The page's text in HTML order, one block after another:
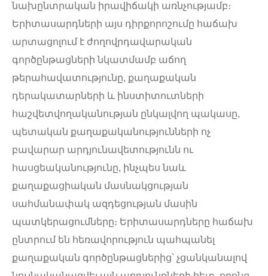
նախընտրական իրավիճակի առնչությամբ։
Երիտասարդների այս դիրքորոշումը հաճախ
արտացոլում է ժողովրդավարական
գործընթացների նկատմամբ աճող
թերահավատությունը, քաղաքական
դերակատարների և ինստիտուտների
հաշվետվողականության ընկալվող պակասը,
պետական քաղաքականությունների ոչ
բավարար արդյունավետությունն ու
հասցեականությունը, ինչպես նաև
քաղաքացիական մասնակցության
սահմանափակ ազդեցության մասին
պատկերացումները։ Երիտասարդները հաճախ
ընտրում են հեռավորություն պահպանել
քաղաքական գործընթացներից՝ չցանկանալով